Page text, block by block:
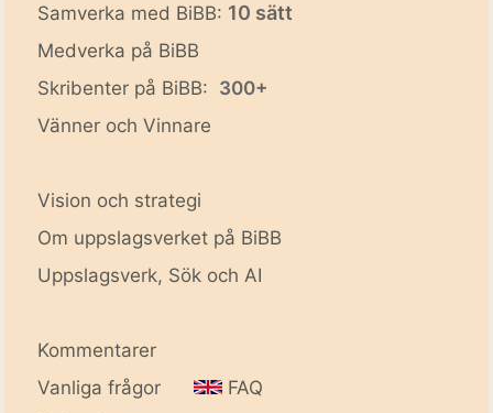
Samverka med BiBB: 10 sätt
Medverka på BiBB
Skribenter på BiBB: 300+
Vänner och Vinnare
Vision och strategi
Om uppslagsverket på BiBB
Uppslagsverk, Sök och AI
Kommentarer
Vanliga frågor
FAQ